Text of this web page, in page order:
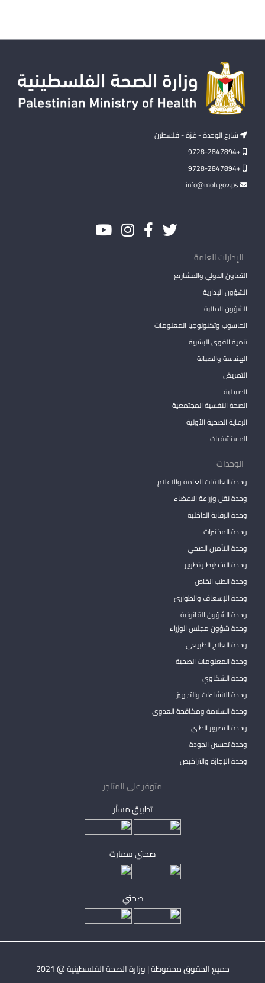
شارع الوحدة - غزة - فلسطين
+9728-2847894
+9728-2847894
الإدارات العامة
التعاون الدولي والمشاريع
الشؤون الإدارية
الشؤون المالية
الحاسوب وتكنولوجيا المعلومات
تنمية القوى البشرية
الهندسة والصيانة
التمريض
الصيدلية
الصحة النفسية المجتمعية
الرعاية الصحية الأولية
المستشفيات
الوحدات
وحدة العلاقات العامة والاعلام
وحدة نقل وزراعة الاعضاء
وحدة الرقابة الداخلية
وحدة المختبرات
وحدة التأمين الصحي
وحدة التخطيط وتطوير
وحدة الطب الخاص
وحدة الإسعاف والطوارئ
وحدة الشؤون القانونية
وحدة شؤون مجلس الوزراء
وحدة العلاج الطبيعي
وحدة المعلومات الصحية
وحدة الشكاوي
وحدة الانشاءات والتجهيز
وحدة السلامة ومكافحة العدوى
وحدة التصوير الطبي
وحدة تحسين الجودة
وحدة الإجازة والتراخيص
متوفر على المتاجر
تطبيق مساْر
صحتي سمارت
صحتي
جميع الحقوق محفوظة | وزارة الصحة الفلسطينية @ 2021